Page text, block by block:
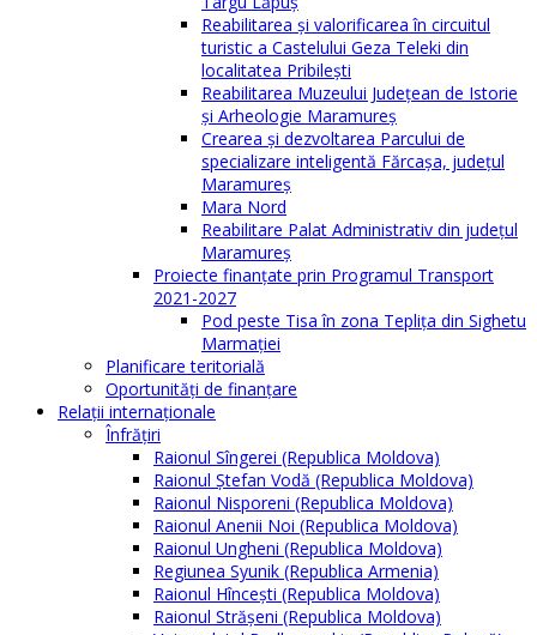
Reabilitarea și valorificarea în circuitul
turistic a Castelului Geza Teleki din
localitatea Pribilești
Reabilitarea Muzeului Județean de Istorie
și Arheologie Maramureș
Crearea și dezvoltarea Parcului de
specializare inteligentă Fărcașa, județul
Maramureș
Mara Nord
Reabilitare Palat Administrativ din județul
Maramureș
Proiecte finanțate prin Programul Transport
2021-2027
Pod peste Tisa în zona Teplița din Sighetu
Marmației
Planificare teritorială
Oportunităţi de finanţare
Relaţii internaţionale
Înfrăţiri
Raionul Sîngerei (Republica Moldova)
Raionul Ștefan Vodă (Republica Moldova)
Raionul Nisporeni (Republica Moldova)
Raionul Anenii Noi (Republica Moldova)
Raionul Ungheni (Republica Moldova)
Regiunea Syunik (Republica Armenia)
Raionul Hîncești (Republica Moldova)
Raionul Străşeni (Republica Moldova)